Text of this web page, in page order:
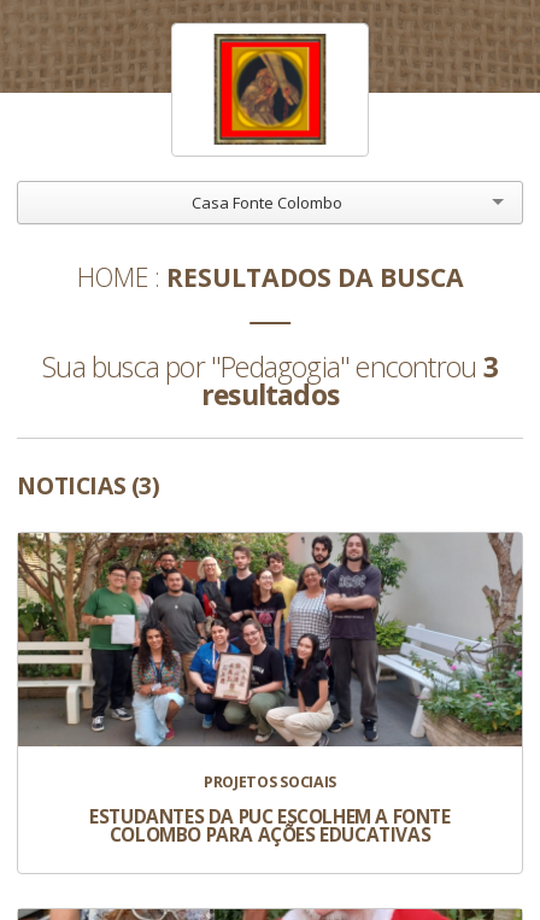
Casa Fonte Colombo
HOME RESULTADOS DA BUSCA
Sua busca por "Pedagogia" encontrou 3
resultados
NOTICIAS (3)
PROJETOS SOCIAIS
ESTUDANTES DA PUC ESCOLHEM A FONTE
COLOMBO PARA AÇÕES EDUCATIVAS